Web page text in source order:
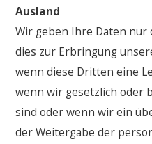
Ausland
Wir geben Ihre Daten
dies zur Erbringung
wenn diese Dritten eine
wenn wir gesetzlich oder
sind oder wenn wir ein
der Weitergabe der